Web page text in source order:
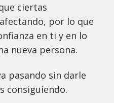
ciertas
por lo que
en ti y en lo
nueva persona.
pasando sin darle
consiguiendo.